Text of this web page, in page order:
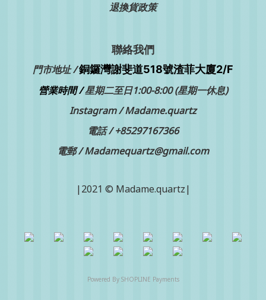
退換貨政策
聯絡我們
門市地址 /銅鑼灣謝斐道518號渣菲大廈2/F
營業時間 /星期二至日1:00-8:00 (星期一休息)
Instagram /Madame.quartz
電話 /+85297167366
電郵 / Madamequartz@gmail.com
|2021 © Madame.quartz|
Powered By SHOPLINE Payments